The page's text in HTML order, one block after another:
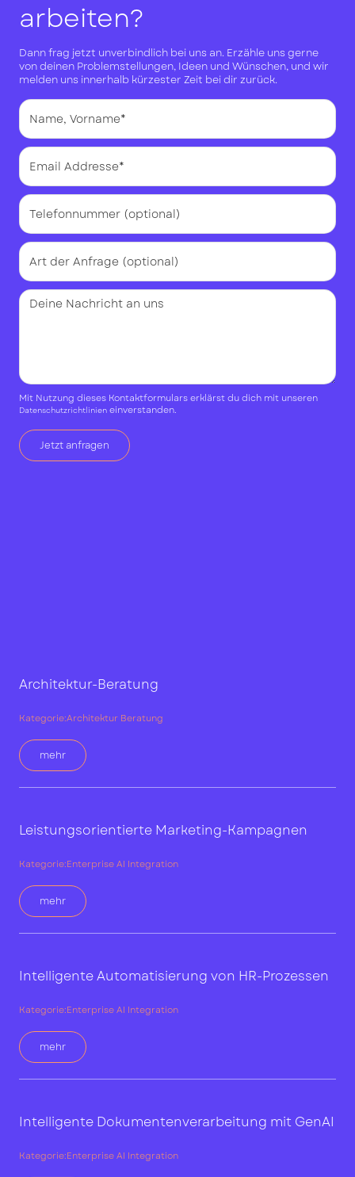
arbeiten?
Dann frag jetzt unverbindlich bei uns an. Erzähle uns gerne
von deinen Problemstellungen, Ideen und Wünschen, und wir
melden uns innerhalb kürzester Zeit bei dir zurück.
Mit Nutzung dieses Kontaktformulars erklärst du dich mit unseren
Datenschutzrichtlinien einverstanden.
Architektur-Beratung
Kategorie:Architektur Beratung
mehr
Leistungsorientierte Marketing-Kampagnen
Kategorie:Enterprise AI Integration
mehr
Intelligente Automatisierung von HR-Prozessen
Kategorie:Enterprise AI Integration
mehr
Intelligente Dokumentenverarbeitung mit GenAI
Kategorie:Enterprise AI Integration